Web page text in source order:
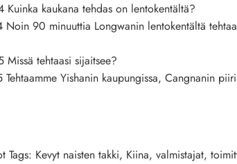
Kuinka kaukana tehdas on lentokentältä?
Noin 90 minuuttia Longwanin lentokentältä
Missä tehtaasi sijaitsee?
Tehtaamme Yishanin kaupungissa, Cangnanin
Tags: Kevyt naisten takki, Kiina, valmistajat,